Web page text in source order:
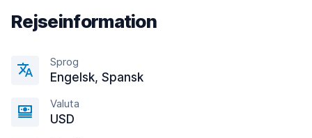
Rejseinformation
Sprog
Engelsk, Spansk
Valuta
USD